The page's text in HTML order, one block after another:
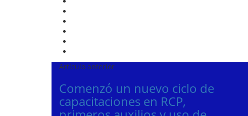
Artículo anterior
Comenzó un nuevo ciclo de
capacitaciones en RCP,